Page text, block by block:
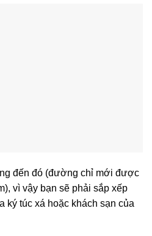
đến đó (đường chỉ mới được
vì vậy bạn sẽ phải sắp xếp
ký túc xá hoặc khách sạn của